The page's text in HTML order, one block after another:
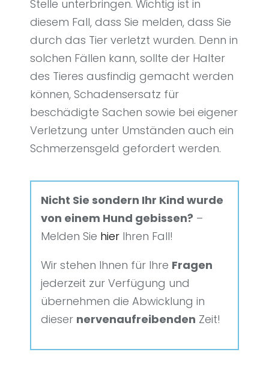
Stelle unterbringen. Wichtig ist in
diesem Fall, dass Sie melden, dass Sie
durch das Tier verletzt wurden. Denn in
solchen Fällen kann, sollte der Halter
des Tieres ausfindig gemacht werden
können, Schadensersatz für
beschädigte Sachen sowie bei eigener
Verletzung unter Umständen auch ein
Schmerzensgeld gefordert werden.
Nicht Sie sondern Ihr Kind wurde
von einem Hund gebissen? –
Melden Sie hier Ihren Fall!
Wir stehen Ihnen für Ihre Fragen
jederzeit zur Verfügung und
übernehmen die Abwicklung in
dieser nervenaufreibenden Zeit!